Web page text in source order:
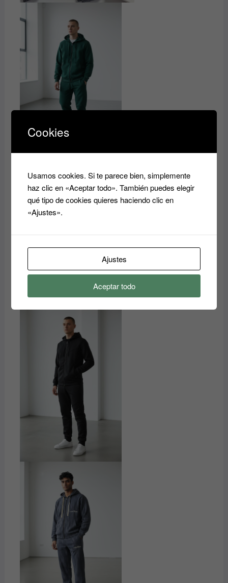
Cookies
Usamos cookies. Si te parece bien, simplemente
haz clic en «Aceptar todo». También puedes elegir
qué tipo de cookies quieres haciendo clic en
«Ajustes».
Ajustes
Aceptar todo